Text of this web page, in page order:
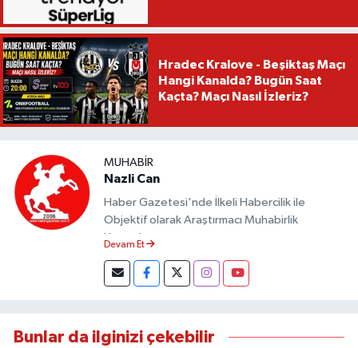
Hradec Kralove - Beşiktaş Maçı
Hangi Kanalda? Bugün Saat
Kaçta? Maçı Nasıl İzleriz?
MUHABIR
Nazli Can
Haber Gazetesi'nde İlkeli Habercilik ile
Objektif olarak Araştırmacı Muhabirlik
Yapmaktayım.
Devam Et
Bunlar da ilginizi çekebilir